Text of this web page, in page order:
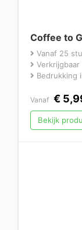
Coffee to
Vanaf 25
Bedrukking
Vanaf €
Bekijk